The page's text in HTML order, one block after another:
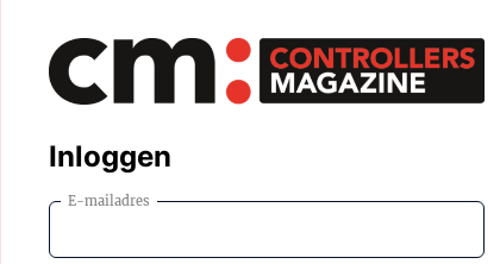
Inloggen
E-mailadres